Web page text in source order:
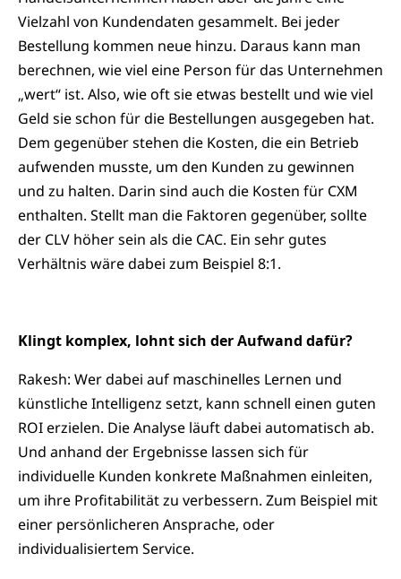
Vielzahl von Kundendaten gesammelt. Bei jeder
Bestellung kommen neue hinzu. Daraus kann man
berechnen, wie viel eine Person für das Unternehmen
„wert“ ist. Also, wie oft sie etwas bestellt und wie viel
Geld sie schon für die Bestellungen ausgegeben hat.
Dem gegenüber stehen die Kosten, die ein Betrieb
aufwenden musste, um den Kunden zu gewinnen
und zu halten. Darin sind auch die Kosten für CXM
enthalten. Stellt man die Faktoren gegenüber, sollte
der CLV höher sein als die CAC. Ein sehr gutes
Verhältnis wäre dabei zum Beispiel 8:1.
Klingt komplex, lohnt sich der Aufwand dafür?
Rakesh: Wer dabei auf maschinelles Lernen und
künstliche Intelligenz setzt, kann schnell einen guten
ROI erzielen. Die Analyse läuft dabei automatisch ab.
Und anhand der Ergebnisse lassen sich für
individuelle Kunden konkrete Maßnahmen einleiten,
um ihre Profitabilität zu verbessern. Zum Beispiel mit
einer persönlicheren Ansprache, oder
individualisiertem Service.